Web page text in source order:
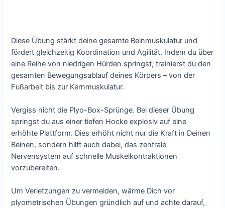
Diese Übung stärkt deine gesamte Beinmuskulatur und
fördert gleichzeitig Koordination und Agilität. Indem du über
eine Reihe von niedrigen Hürden springst, trainierst du den
gesamten Bewegungsablauf deines Körpers – von der
Fußarbeit bis zur Kernmuskulatur.
Vergiss nicht die Plyo-Box-Sprünge. Bei dieser Übung
springst du aus einer tiefen Hocke explosiv auf eine
erhöhte Plattform. Dies erhöht nicht nur die Kraft in Deinen
Beinen, sondern hilft auch dabei, das zentrale
Nervensystem auf schnelle Muskelkontraktionen
vorzubereiten.
Um Verletzungen zu vermeiden, wärme Dich vor
plyometrischen Übungen gründlich auf und achte darauf,